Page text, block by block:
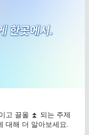
고 끌올 ⏫ 되는 주제
대해 더 알아보세요.